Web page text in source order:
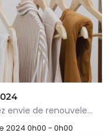
Vos armoires débordent? Vous avez envie de renouveler votre garde-robe? Venez nous rejoindre au…
2024 0h00 - 0h00